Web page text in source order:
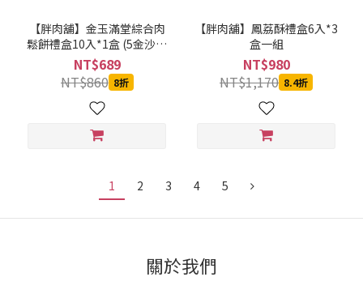
【胖肉舖】金玉滿堂綜合肉
鬆餅禮盒10入*1盒 (5金沙肉
鬆餅+5芋泥肉鬆餅)
NT$689
NT$860 8折
【胖肉舖】鳳荔酥禮盒6入*3
盒一組
NT$980
NT$1,170 8.4折
1 2 3 4 5
關於我們